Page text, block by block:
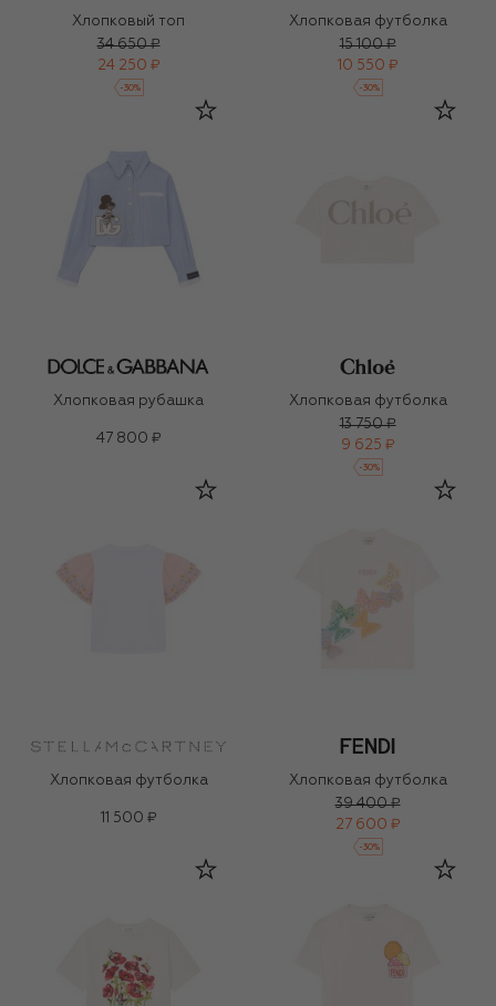
Хлопковый топ
34 650 ₽
24 250 ₽
-30%
Хлопковая футболка
15 100 ₽
10 550 ₽
-30%
Хлопковая рубашка
47 800 ₽
Хлопковая футболка
13 750 ₽
9 625 ₽
-30%
Хлопковая футболка
11 500 ₽
Хлопковая футболка
39 400 ₽
27 600 ₽
-30%